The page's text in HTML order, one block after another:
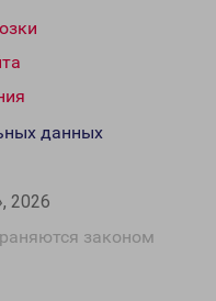
2026
законом
данных